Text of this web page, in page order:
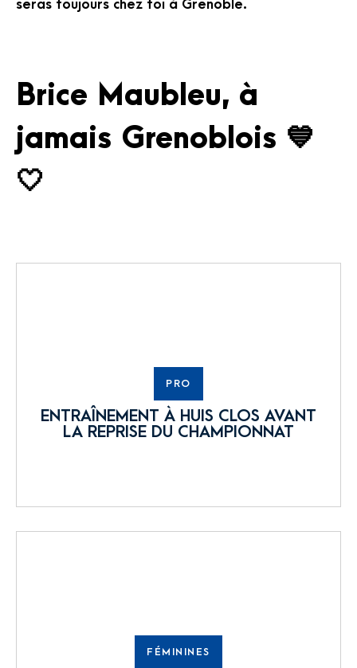
seras toujours chez toi à Grenoble.
Brice Maubleu, à
jamais Grenoblois 💙
🤍
PRO
ENTRAÎNEMENT À HUIS CLOS AVANT
LA REPRISE DU CHAMPIONNAT
FÉMININES